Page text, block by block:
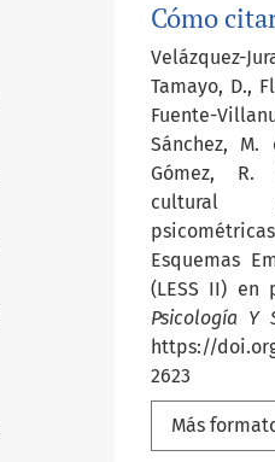
Cómo
Tamayo, D.,
Fuente-
Sánchez,
Gómez, R.
cultural
Esquemas
(LESS II) en
Psicología Y
https://
2623
Más